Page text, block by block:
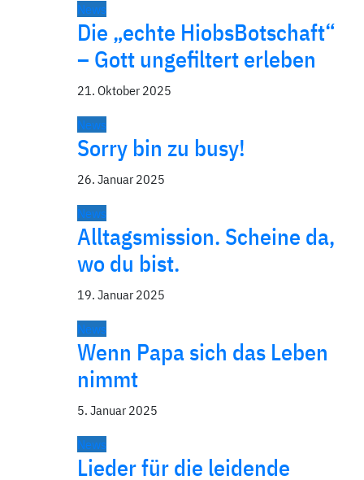
News
Die „echte HiobsBotschaft“
– Gott ungefiltert erleben
21. Oktober 2025
News
Sorry bin zu busy!
26. Januar 2025
News
Alltagsmission. Scheine da,
wo du bist.
19. Januar 2025
News
Wenn Papa sich das Leben
nimmt
5. Januar 2025
News
Lieder für die leidende